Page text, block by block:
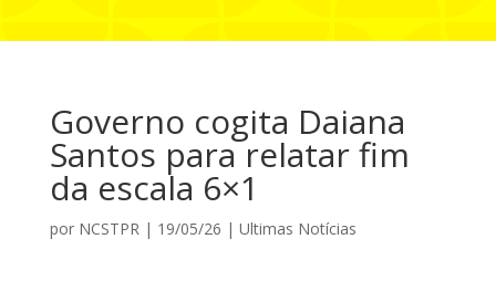
Governo cogita Daiana
Santos para relatar fim
da escala 6×1
por NCSTPR| 19/05/26 | Ultimas Notícias